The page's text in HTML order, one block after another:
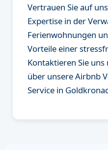
Vertrauen Sie auf
Expertise in der
Ferienwohnungen
Vorteile einer
Kontaktieren Sie
über unsere Airbnb
Service in